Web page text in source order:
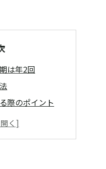
は年2回
際のポイント